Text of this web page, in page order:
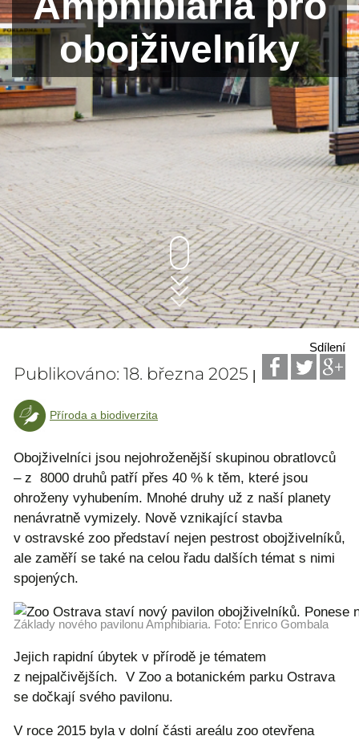
obojživelníky
Sdílení
Publikováno: 18. března 2025 |
Příroda a biodiverzita
Obojživelníci jsou nejohroženější skupinou obratlovců
– z 8000 druhů patří přes 40 % k těm, které jsou
ohroženy vyhubením. Mnohé druhy už z naší planety
nenávratně vymizely. Nově vznikající stavba
v ostravské zoo představí nejen pestrost obojživelníků,
ale zaměří se také na celou řadu dalších témat s nimi
spojených.
Základy nového pavilonu Amphibiaria. Foto: Enrico Gombala
Jejich rapidní úbytek v přírodě je tématem
z nejpalčivějších. V Zoo a botanickém parku Ostrava
se dočkají svého pavilonu.
V roce 2015 byla v dolní části areálu zoo otevřena